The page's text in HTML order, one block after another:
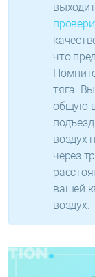
что
тяга.
общую
воздух
через
вашей
воздух.